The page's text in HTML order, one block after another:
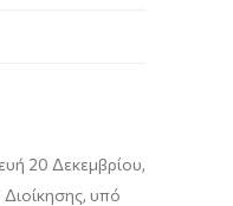
20 Δεκεμβρίου,
υπό